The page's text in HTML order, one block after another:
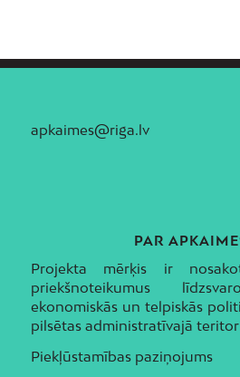
apkaimes@riga.lv
PAR
Projekta mērķis ir
priekšnoteikumus
ekonomiskās un telpiskās
pilsētas administratīvajā
Piekļūstamības paziņojums